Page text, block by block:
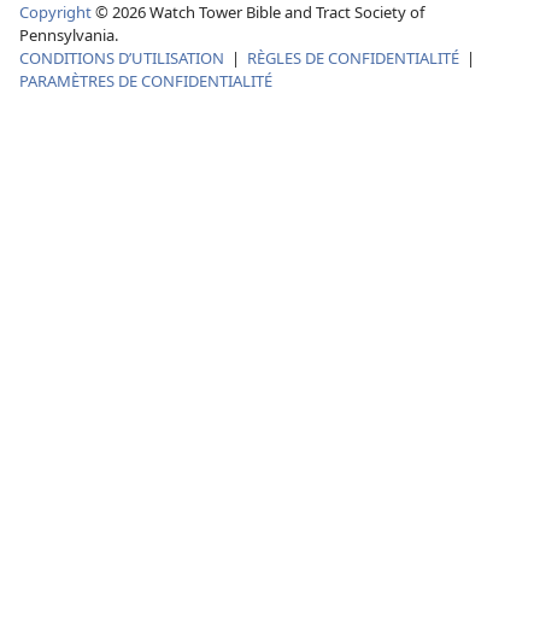
Copyright©2026Watch Tower Bible and Tract Society of
Pennsylvania.
CONDITIONS D’UTILISATION | RÈGLES DE CONFIDENTIALITÉ |
PARAMÈTRES DE CONFIDENTIALITÉ